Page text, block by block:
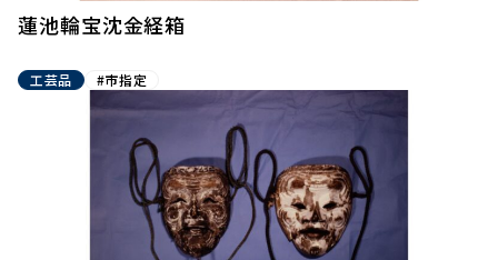
蓮池輪宝沈金経箱
工芸品 #市指定